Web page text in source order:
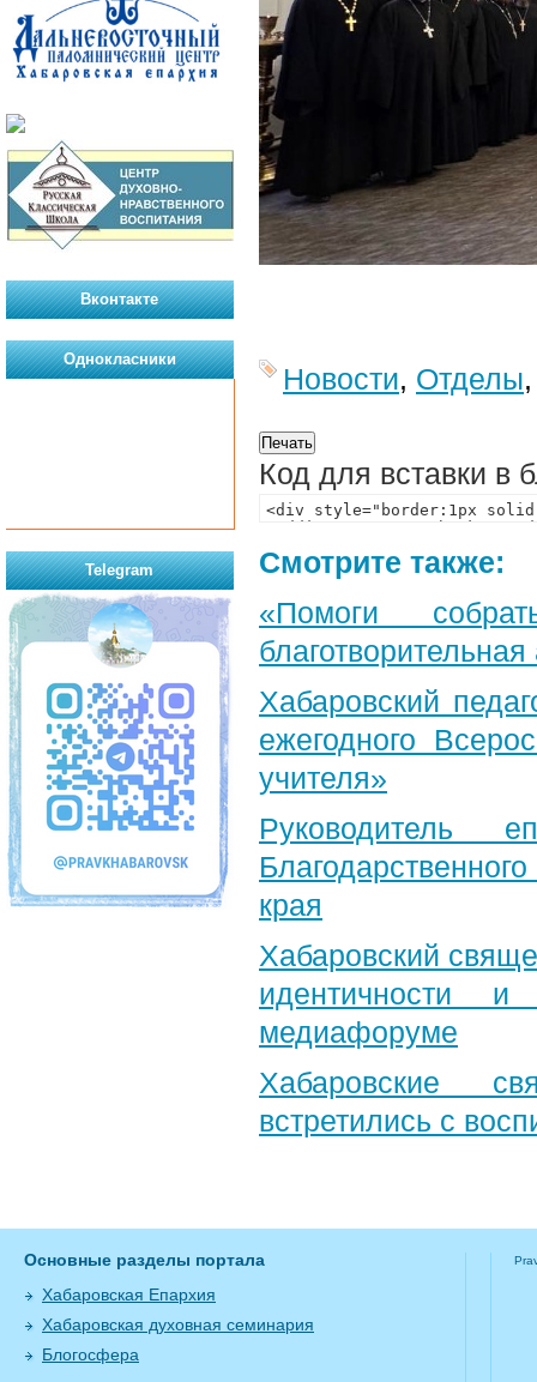
Новости, Отделы
Код для вставки в
Смотрите также:
«Помоги
Хабаровский
ежегодного
учителя»
Руководитель
края
Хабаровский
идентичности
медиафоруме
Хабаровские
встретились с
Вконтакте
Однокласники
Telegram
Основные разделы портала
Хабаровская Епархия
Хабаровская духовная семинария
Блогосфера